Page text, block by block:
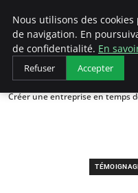
LECFCM
Accueil
Témoignages
Créer une entreprise en temps
Nous utilisons des
de navigation. En
de confidentialité. En
Refuser Accepter